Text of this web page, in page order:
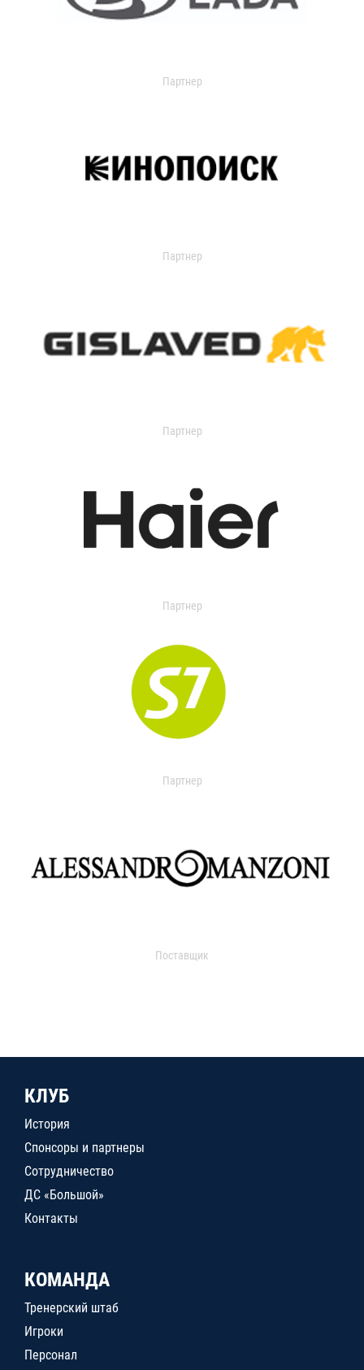
Партнер
Партнер
Партнер
Партнер
Партнер
Поставщик
КЛУБ
История
Спонсоры и партнеры
Сотрудничество
ДС «Большой»
Контакты
КОМАНДА
Тренерский штаб
Игроки
Персонал